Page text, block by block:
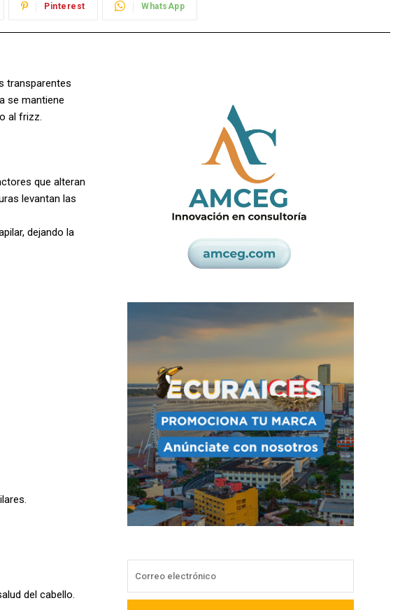
Pinterest WhatsApp
transparentes
se mantiene
al frizz.
que alteran
levantan las
dejando la
del cabello.